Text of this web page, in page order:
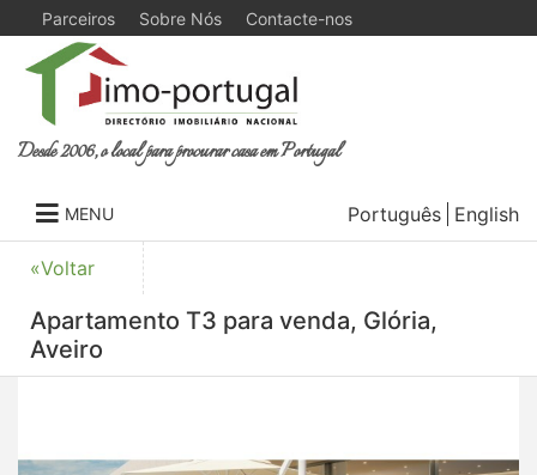
Parceiros Sobre Nós Contacte-nos
Desde 2006, o local para procurar casa em Portugal
MENU Português English
«Voltar
Apartamento T3 para venda, Glória,
Aveiro